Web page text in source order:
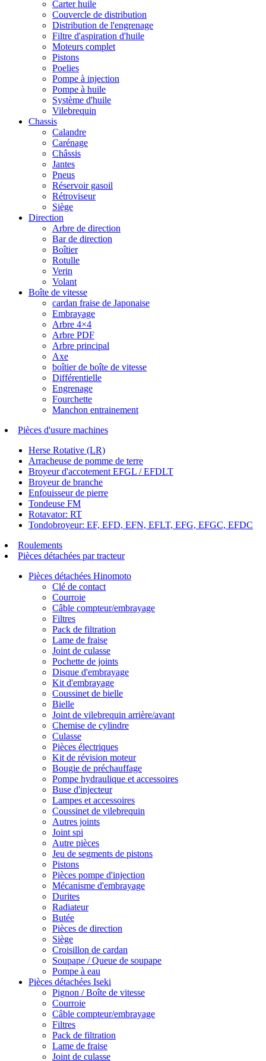
Carter huile
Couvercle de distribution
Distribution de l'engrenage
Filtre d'aspiration d'huile
Moteurs complet
Pistons
Poelies
Pompe à injection
Pompe à huile
Système d'huile
Vilebrequin
Chassis
Calandre
Carénage
Châssis
Jantes
Pneus
Réservoir gasoil
Rétroviseur
Siège
Direction
Arbre de direction
Bar de direction
Boîtier
Rotulle
Verin
Volant
Boîte de vitesse
cardan fraise de Japonaise
Embrayage
Arbre 4×4
Arbre PDF
Arbre principal
Axe
boîtier de boîte de vitesse
Différentielle
Engrenage
Fourchette
Manchon entrainement
Pièces d'usure machines
Herse Rotative (LR)
Arracheuse de pomme de terre
Broyeur d'accotement EFGL / EFDLT
Broyeur de branche
Enfouisseur de pierre
Tondeuse FM
Rotavator: RT
Tondobroyeur: EF, EFD, EFN, EFLT, EFG, EFGC, EFDC
Roulements
Pièces détachées par tracteur
Pièces détachées Hinomoto
Clé de contact
Courroie
Câble compteur/embrayage
Filtres
Pack de filtration
Lame de fraise
Joint de culasse
Pochette de joints
Disque d'embrayage
Kit d'embrayage
Coussinet de bielle
Bielle
Joint de vilebrequin arrière/avant
Chemise de cylindre
Culasse
Pièces électriques
Kit de révision moteur
Bougie de préchauffage
Pompe hydraulique et accessoires
Buse d'injecteur
Lampes et accessoires
Coussinet de vilebrequin
Autres joints
Joint spi
Autre pièces
Jeu de segments de pistons
Pistons
Pièces pompe d'injection
Mécanisme d'embrayage
Durites
Radiateur
Butée
Pièces de direction
Siège
Croisillon de cardan
Soupape / Queue de soupape
Pompe à eau
Pièces détachées Iseki
Pignon / Boîte de vitesse
Courroie
Câble compteur/embrayage
Filtres
Pack de filtration
Lame de fraise
Joint de culasse